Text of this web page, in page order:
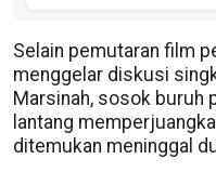
Selain pemutaran film
menggelar diskusi
Marsinah, sosok buruh
lantang
ditemukan meninggal